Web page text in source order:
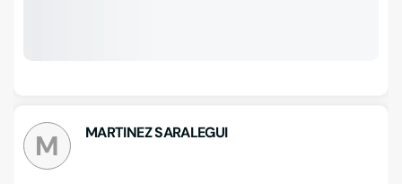
M MARTINEZ SARALEGUI